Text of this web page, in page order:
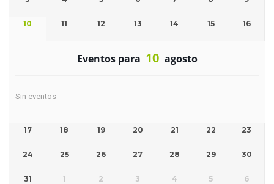
10 11 12 13 14 15 16
Eventos para 10 agosto
Sin eventos
17 18 19 20 21 22 23
24 25 26 27 28 29 30
31 1 2 3 4 5 6